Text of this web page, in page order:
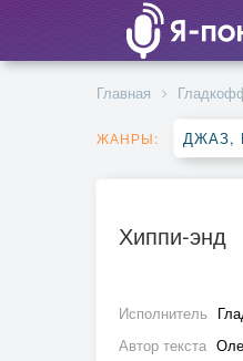
Главная
ЖАНРЫ: ДЖАЗ,
Хиппи-энд
Исполнитель
Автор текста